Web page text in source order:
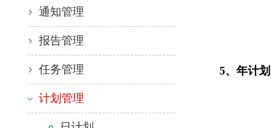
通知管理
报告管理
任务管理
计划管理
5、年计划